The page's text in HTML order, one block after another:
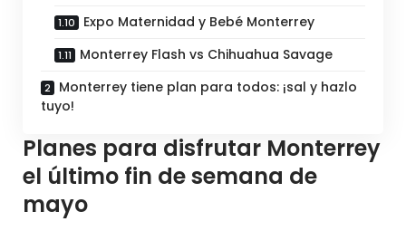
Expo Maternidad y Bebé Monterrey
Monterrey Flash vs Chihuahua Savage
Monterrey tiene plan para todos: ¡sal y hazlo
tuyo!
Planes para disfrutar Monterrey
el último fin de semana de
mayo